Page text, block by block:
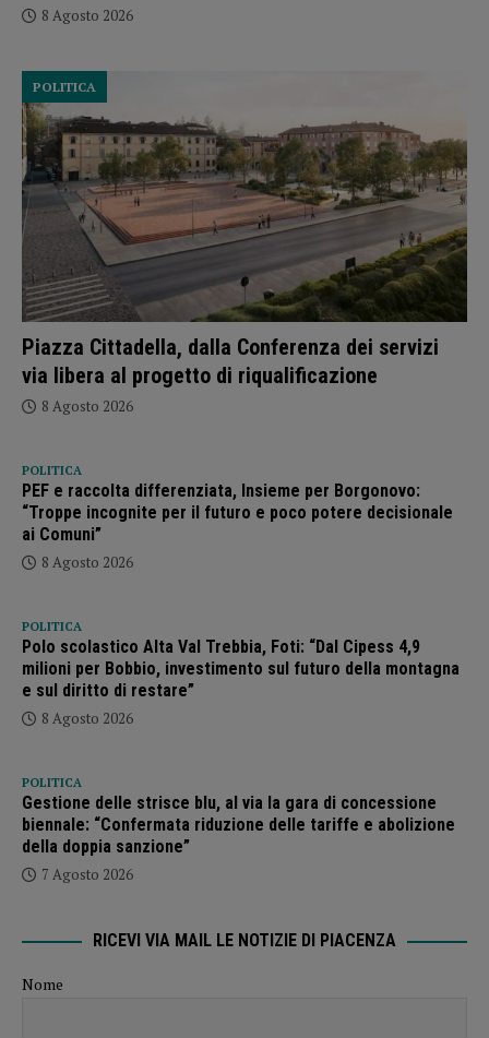
8 Agosto 2026
Piazza Cittadella, dalla Conferenza dei servizi
via libera al progetto di riqualificazione
POLITICA
8 Agosto 2026
POLITICA
PEF e raccolta differenziata, Insieme per Borgonovo:
“Troppe incognite per il futuro e poco potere decisionale
ai Comuni”
8 Agosto 2026
POLITICA
Polo scolastico Alta Val Trebbia, Foti: “Dal Cipess 4,9
milioni per Bobbio, investimento sul futuro della montagna
e sul diritto di restare”
8 Agosto 2026
POLITICA
Gestione delle strisce blu, al via la gara di concessione
biennale: “Confermata riduzione delle tariffe e abolizione
della doppia sanzione”
7 Agosto 2026
RICEVI VIA MAIL LE NOTIZIE DI PIACENZA
Nome